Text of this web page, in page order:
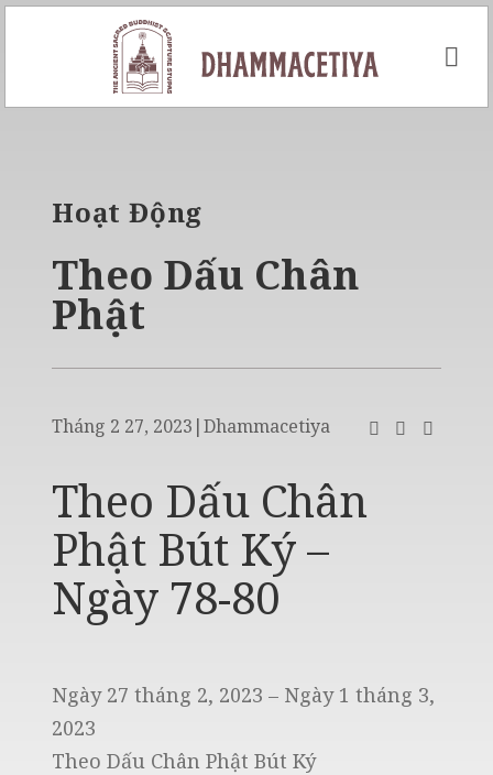
Skip
Hoạt Động
Theo Dấu Chân
Phật
Tháng 2 27, 2023 |Dhammacetiya
Theo Dấu Chân
Phật Bút Ký –
Ngày 78-80
Ngày 27 tháng 2, 2023 – Ngày 1 tháng 3,
2023
Theo Dấu Chân Phật Bút Ký